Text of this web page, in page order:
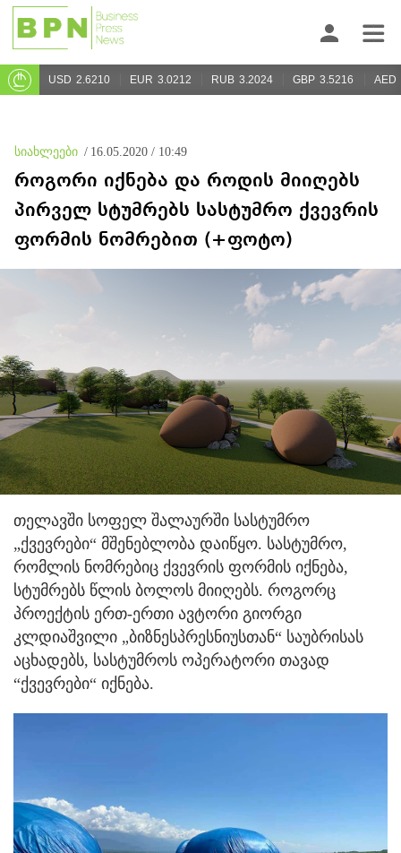
USD 2.6210 EUR 3.0212 RUB 3.2024 GBP 3.5216 AED
სიახლეები / 16.05.2020 / 10:49
როგორი იქნება და როდის მიიღებს
პირველ სტუმრებს სასტუმრო ქვევრის
ფორმის ნომრებით (+ფოტო)
თელავში სოფელ შალაურში სასტუმრო
„ქვევრები“ მშენებლობა დაიწყო. სასტუმრო,
რომლის ნომრებიც ქვევრის ფორმის იქნება,
სტუმრებს წლის ბოლოს მიიღებს. როგორც
პროექტის ერთ-ერთი ავტორი გიორგი
კლდიაშვილი „ბიზნესპრესნიუსთან“ საუბრისას
აცხადებს, სასტუმროს ოპერატორი თავად
“ქვევრები“ იქნება.